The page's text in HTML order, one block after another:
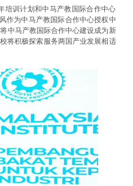
培训计划和中马产教国际合作中心
作为中马产教国际合作中心授权中
中马产教国际合作中心建设成为新
将积极探索服务两国产业发展相适